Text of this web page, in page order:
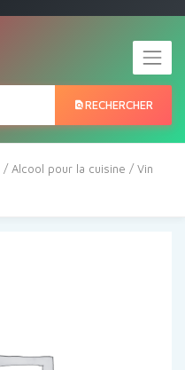
RECHERCHER
/Alcool pour la cuisine / Vin